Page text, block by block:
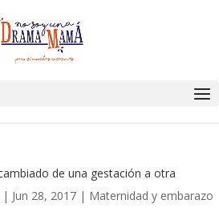
de una gestación a otra
| Jun 28, 2017 | Maternidad y embarazo